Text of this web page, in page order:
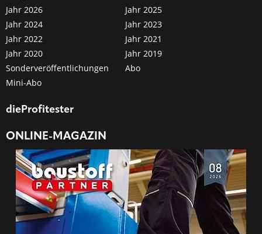
Jahr 2026
Jahr 2025
Jahr 2024
Jahr 2023
Jahr 2022
Jahr 2021
Jahr 2020
Jahr 2019
Sonderveröffentlichungen
Abo
Mini-Abo
dieProfitester
ONLINE-MAGAZIN